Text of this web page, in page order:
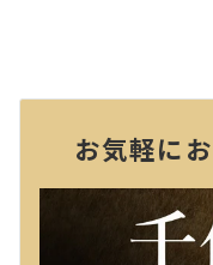
お気軽に